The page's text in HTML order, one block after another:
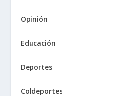
Opinión
Educación
Deportes
Coldeportes